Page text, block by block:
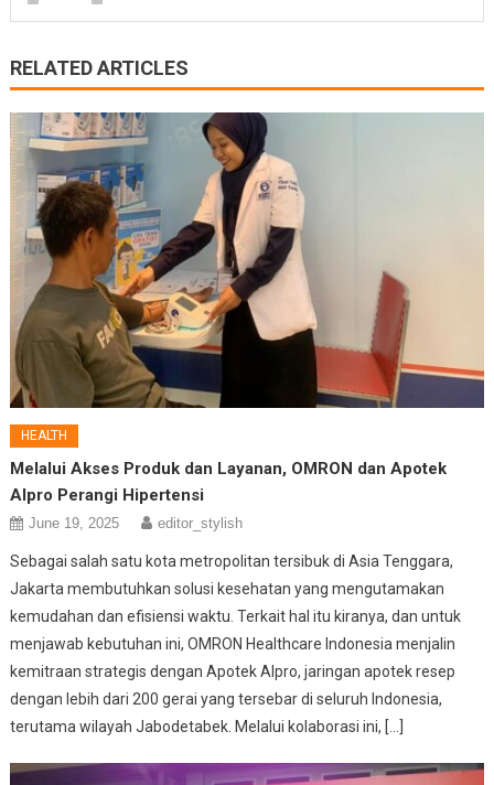
RELATED ARTICLES
HEALTH
Melalui Akses Produk dan Layanan, OMRON dan Apotek
Alpro Perangi Hipertensi
June 19, 2025 editor_stylish
Sebagai salah satu kota metropolitan tersibuk di Asia Tenggara,
Jakarta membutuhkan solusi kesehatan yang mengutamakan
kemudahan dan efisiensi waktu. Terkait hal itu kiranya, dan untuk
menjawab kebutuhan ini, OMRON Healthcare Indonesia menjalin
kemitraan strategis dengan Apotek Alpro, jaringan apotek resep
dengan lebih dari 200 gerai yang tersebar di seluruh Indonesia,
terutama wilayah Jabodetabek. Melalui kolaborasi ini, […]